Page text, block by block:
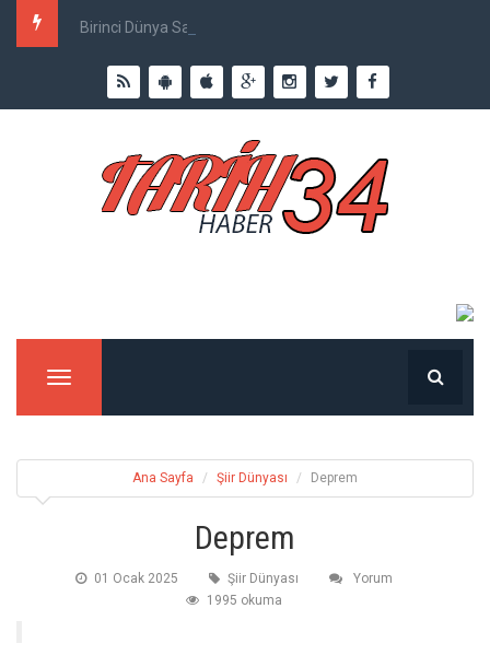
Birinci Dünya Savaşı`nda Ne Kadar İnsan Öldü?
Menu
Ana Sayfa Şiir Dünyası Deprem
Deprem
01 Ocak 2025 Şiir Dünyası
Yorum
1995 okuma